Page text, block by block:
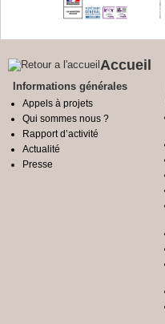
Accueil
Informations générales
Appels à projets
Qui sommes nous ?
Rapport d’activité
Actualité
Presse